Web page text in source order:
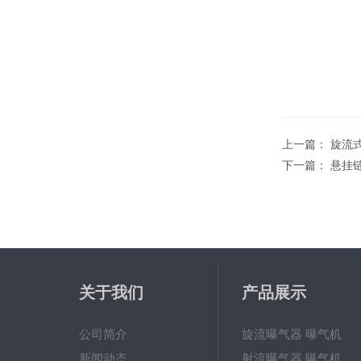
上一篇： 旋流
下一篇： 悬挂
关于我们
公司简介
新闻动态
产品展示
旋流曝气器 曝气机
射流曝气器 曝气机